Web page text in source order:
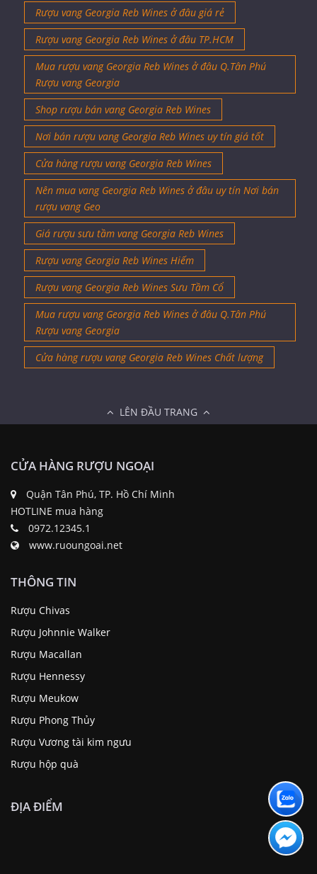
Mua rượu vang Georgia Reb Wines ở đâu Q.Tân Phú
Rượu vang Georgia
Shop rượu bán vang Georgia Reb Wines
Nơi bán rượu vang Georgia Reb Wines uy tín giá tốt
Cửa hàng rượu vang Georgia Reb Wines
Nên mua vang Georgia Reb Wines ở đâu uy tín Nơi bán
rượu vang Geo
Giá rượu sưu tầm vang Georgia Reb Wines
Rượu vang Georgia Reb Wines Hiếm
Rượu vang Georgia Reb Wines Sưu Tầm Cổ
Mua rượu vang Georgia Reb Wines ở đâu Q.Tân Phú
Rượu vang Georgia
Cửa hàng rượu vang Georgia Reb Wines Chất lượng
LÊN ĐẦU TRANG
CỬA HÀNG RƯỢU NGOẠI
HOTLINE mua hàng
0972.12345.1
www.ruoungoai.net
THÔNG TIN
Rượu Johnnie Walker
Rượu Hennessy
Rượu Meukow
Rượu Phong Thủy
Rượu Vương tài kim ngưu
Rượu hộp quà
ĐỊA ĐIỂM